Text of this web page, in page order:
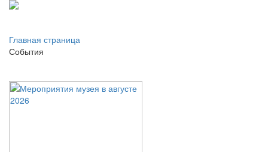
Главная страница
События